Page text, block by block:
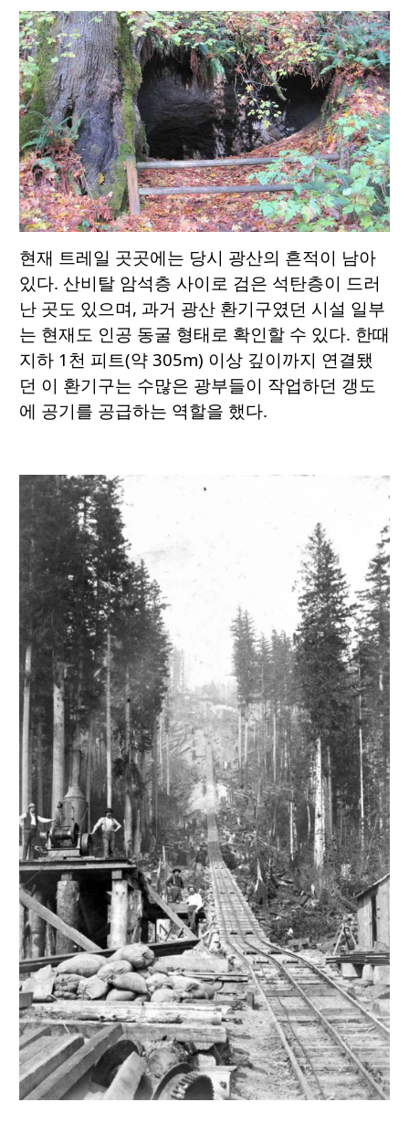
현재 트레일 곳곳에는 당시 광산의 흔적이 남아
있다. 산비탈 암석층 사이로 검은 석탄층이 드러
난 곳도 있으며, 과거 광산 환기구였던 시설 일부
는 현재도 인공 동굴 형태로 확인할 수 있다. 한때
지하 1천 피트(약 305m) 이상 깊이까지 연결됐
던 이 환기구는 수많은 광부들이 작업하던 갱도
에 공기를 공급하는 역할을 했다.